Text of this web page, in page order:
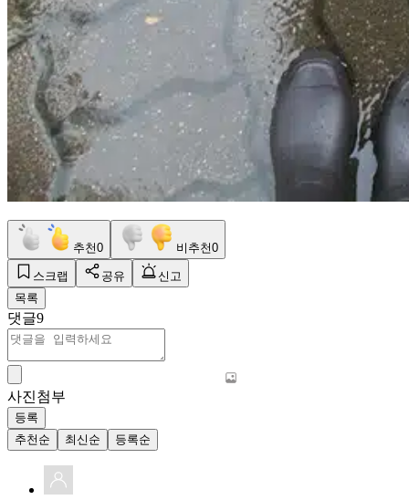
추천0 비추천0
스크랩 공유
신고
목록
댓글9
사진첨부
등록
추천순
최신순 등록순